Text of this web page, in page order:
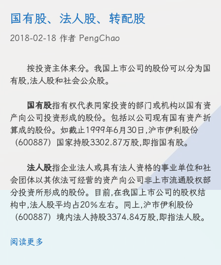
国有股、法人股、转配股
2018-02-18 作者 PengChao
按投资主体来分。我国上市公司的股份可以分为国
有股,法人股和社会公众股。
国有股指有权代表同家投资的部门或机构以国有资
产向公司投资形成的股份。包括以公司现有国有资产折
算成的股份。如截止1999年6月30日,沪市伊利股份
（600887）国家持股3302.87万股,即指国有股。
法人股指企业法人或具有法人资格的事业单位和社
会团体以其依法可经营的资产向公司非上市流通股权部
分投资所形成的股份。目前,在我国上市公司的股权结
构中,法人股平均占20％左右。同上,沪市伊利股份
（600887）境内法人持股3374.84万股,即指法人股。
阅读更多